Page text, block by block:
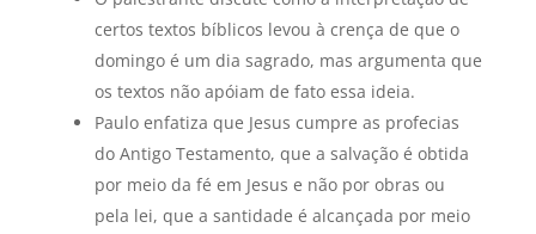
certos textos bíblicos levou à crença de que o
domingo é um dia sagrado, mas argumenta que
os textos não apóiam de fato essa ideia.
Paulo enfatiza que Jesus cumpre as profecias
do Antigo Testamento, que a salvação é obtida
por meio da fé em Jesus e não por obras ou
pela lei, que a santidade é alcançada por meio